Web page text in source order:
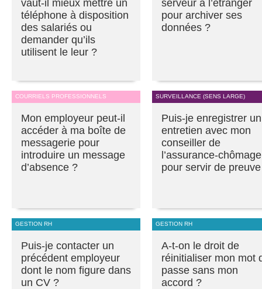
vaut-il mieux mettre un
téléphone à disposition
des salariés ou
demander qu’ils
utilisent le leur ?
serveur à l’étranger
pour archiver ses
données ?
COURRIELS PROFESSIONNELS
Mon employeur peut-il
accéder à ma boîte de
messagerie pour
introduire un message
d’absence ?
SURVEILLANCE (SENS LARGE)
Puis-je enregistrer un
entretien avec mon
conseiller de
l’assurance-chômage
pour servir de
GESTION RH
Puis-je contacter un
précédent employeur
dont le nom figure dans
un CV ?
GESTION RH
A-t-on le droit de
réinitialiser mon mot
passe sans mon
accord ?